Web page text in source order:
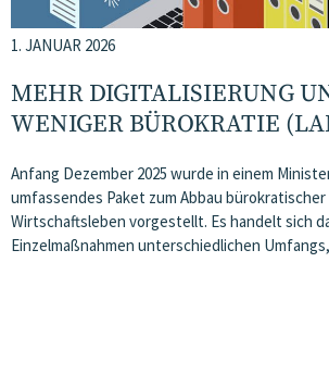
1. JANUAR 2026
MEHR DIGITALISIERUNG
WENIGER BÜROKRATIE
Anfang Dezember 2025 wurde in einem
umfassendes Paket zum Abbau bürokratischer
Wirtschaftsleben vorgestellt. Es handelt sich
Einzelmaßnahmen unterschiedlichen